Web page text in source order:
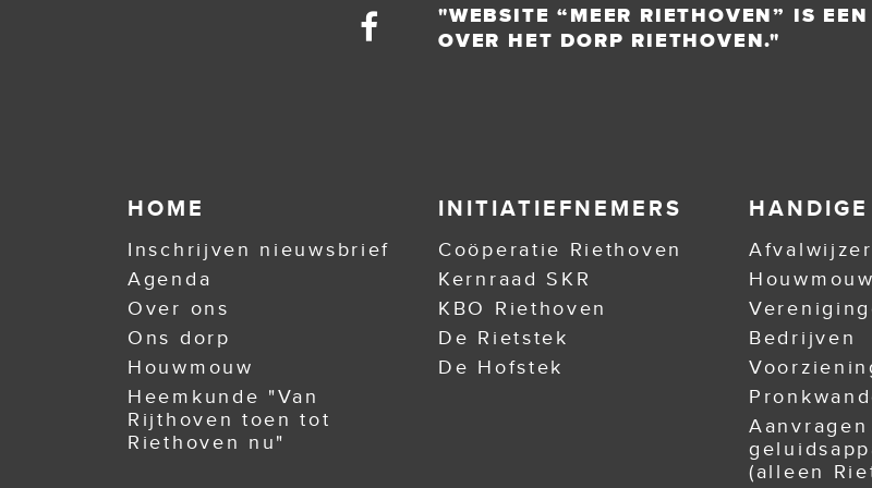
"WEBSITE “MEER RIETHOVEN” IS
OVER HET DORP RIETHOVEN."
HOME
Inschrijven nieuwsbrief
Agenda
Over ons
Ons dorp
Houwmouw
Heemkunde "Van
Rijthoven toen tot
Riethoven nu"
INITIATIEFNEMERS
Coöperatie Riethoven
Kernraad SKR
KBO Riethoven
De Rietstek
De Hofstek
Afvalwijzer
Houwmouw
Bedrijven
Aanvragen
(alleen